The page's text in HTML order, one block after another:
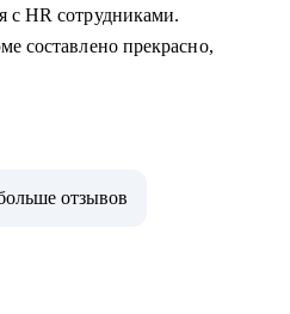
с HR сотрудниками.
составлено прекрасно,
отзывов